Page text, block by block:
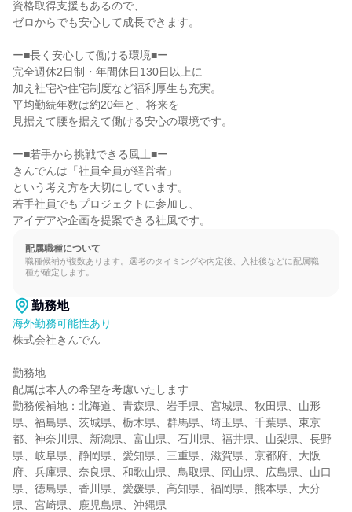
資格取得支援もあるので、
ゼロからでも安心して成長できます。
ー■長く安心して働ける環境■ー
完全週休2日制・年間休日130日以上に
加え社宅や住宅制度など福利厚生も充実。
平均勤続年数は約20年と、将来を
見据えて腰を据えて働ける安心の環境です。
ー■若手から挑戦できる風土■ー
きんでんは「社員全員が経営者」
という考え方を大切にしています。
若手社員でもプロジェクトに参加し、
アイデアや企画を提案できる社風です。
配属職種について
職種候補が複数あります。選考のタイミングや内定後、入社後などに配属職
種が確定します。
勤務地
海外勤務可能性あり
株式会社きんでん
勤務地
配属は本人の希望を考慮いたします
勤務候補地：北海道、青森県、岩手県、宮城県、秋田県、山形
県、福島県、茨城県、栃木県、群馬県、埼玉県、千葉県、東京
都、神奈川県、新潟県、富山県、石川県、福井県、山梨県、長野
県、岐阜県、静岡県、愛知県、三重県、滋賀県、京都府、大阪
府、兵庫県、奈良県、和歌山県、鳥取県、岡山県、広島県、山口
県、徳島県、香川県、愛媛県、高知県、福岡県、熊本県、大分
県、宮崎県、鹿児島県、沖縄県